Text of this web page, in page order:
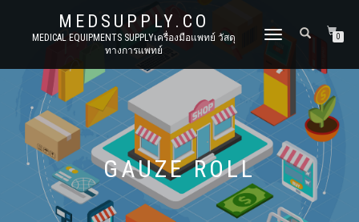
MEDSUPPLY.CO
MEDICAL EQUIPMENTS SUPPLYเครื่องมือแพทย์ วัสดุ
ทางการแพทย์
TOGGLE
0
GAUZE ROLL